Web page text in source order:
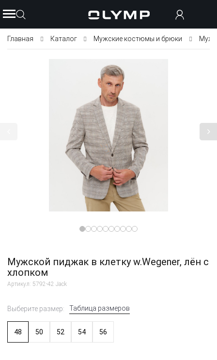
Главная Каталог Мужские костюмы и брюки
Мужской пиджак в клетку w.Wegener, лён с
хлопком
Артикул: 5792-42 Jack
Выберите размер: Таблица размеров
48 50 52 54 56